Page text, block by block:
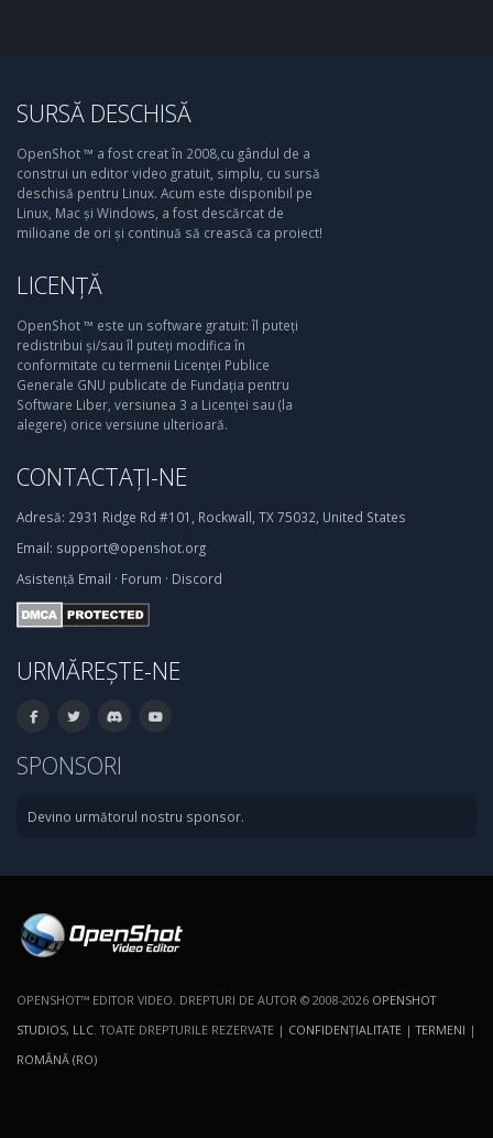
SURSĂ DESCHISĂ
OpenShot ™ a fost creat în 2008,cu gândul de a
construi un editor video gratuit, simplu, cu sursă
deschisă pentru Linux. Acum este disponibil pe
Linux, Mac și Windows, a fost descărcat de
milioane de ori și continuă să crească ca proiect!
LICENȚĂ
OpenShot ™ este un software gratuit: îl puteți
redistribui și/sau îl puteți modifica în
conformitate cu termenii Licenței Publice
Generale GNU publicate de Fundația pentru
Software Liber, versiunea 3 a Licenței sau (la
alegere) orice versiune ulterioară.
CONTACTAȚI-NE
Adresă: 2931 Ridge Rd #101, Rockwall, TX 75032, United States
Email: support@openshot.org
Asistență Email · Forum · Discord
URMĂREȘTE-NE
SPONSORI
Devino următorul nostru sponsor.
OPENSHOT™ EDITOR VIDEO. DREPTURI DE AUTOR © 2008-2026 OPENSHOT
STUDIOS, LLC . TOATE DREPTURILE REZERVATE | CONFIDENŢIALITATE |TERMENI |
ROMÂNĂ (RO)